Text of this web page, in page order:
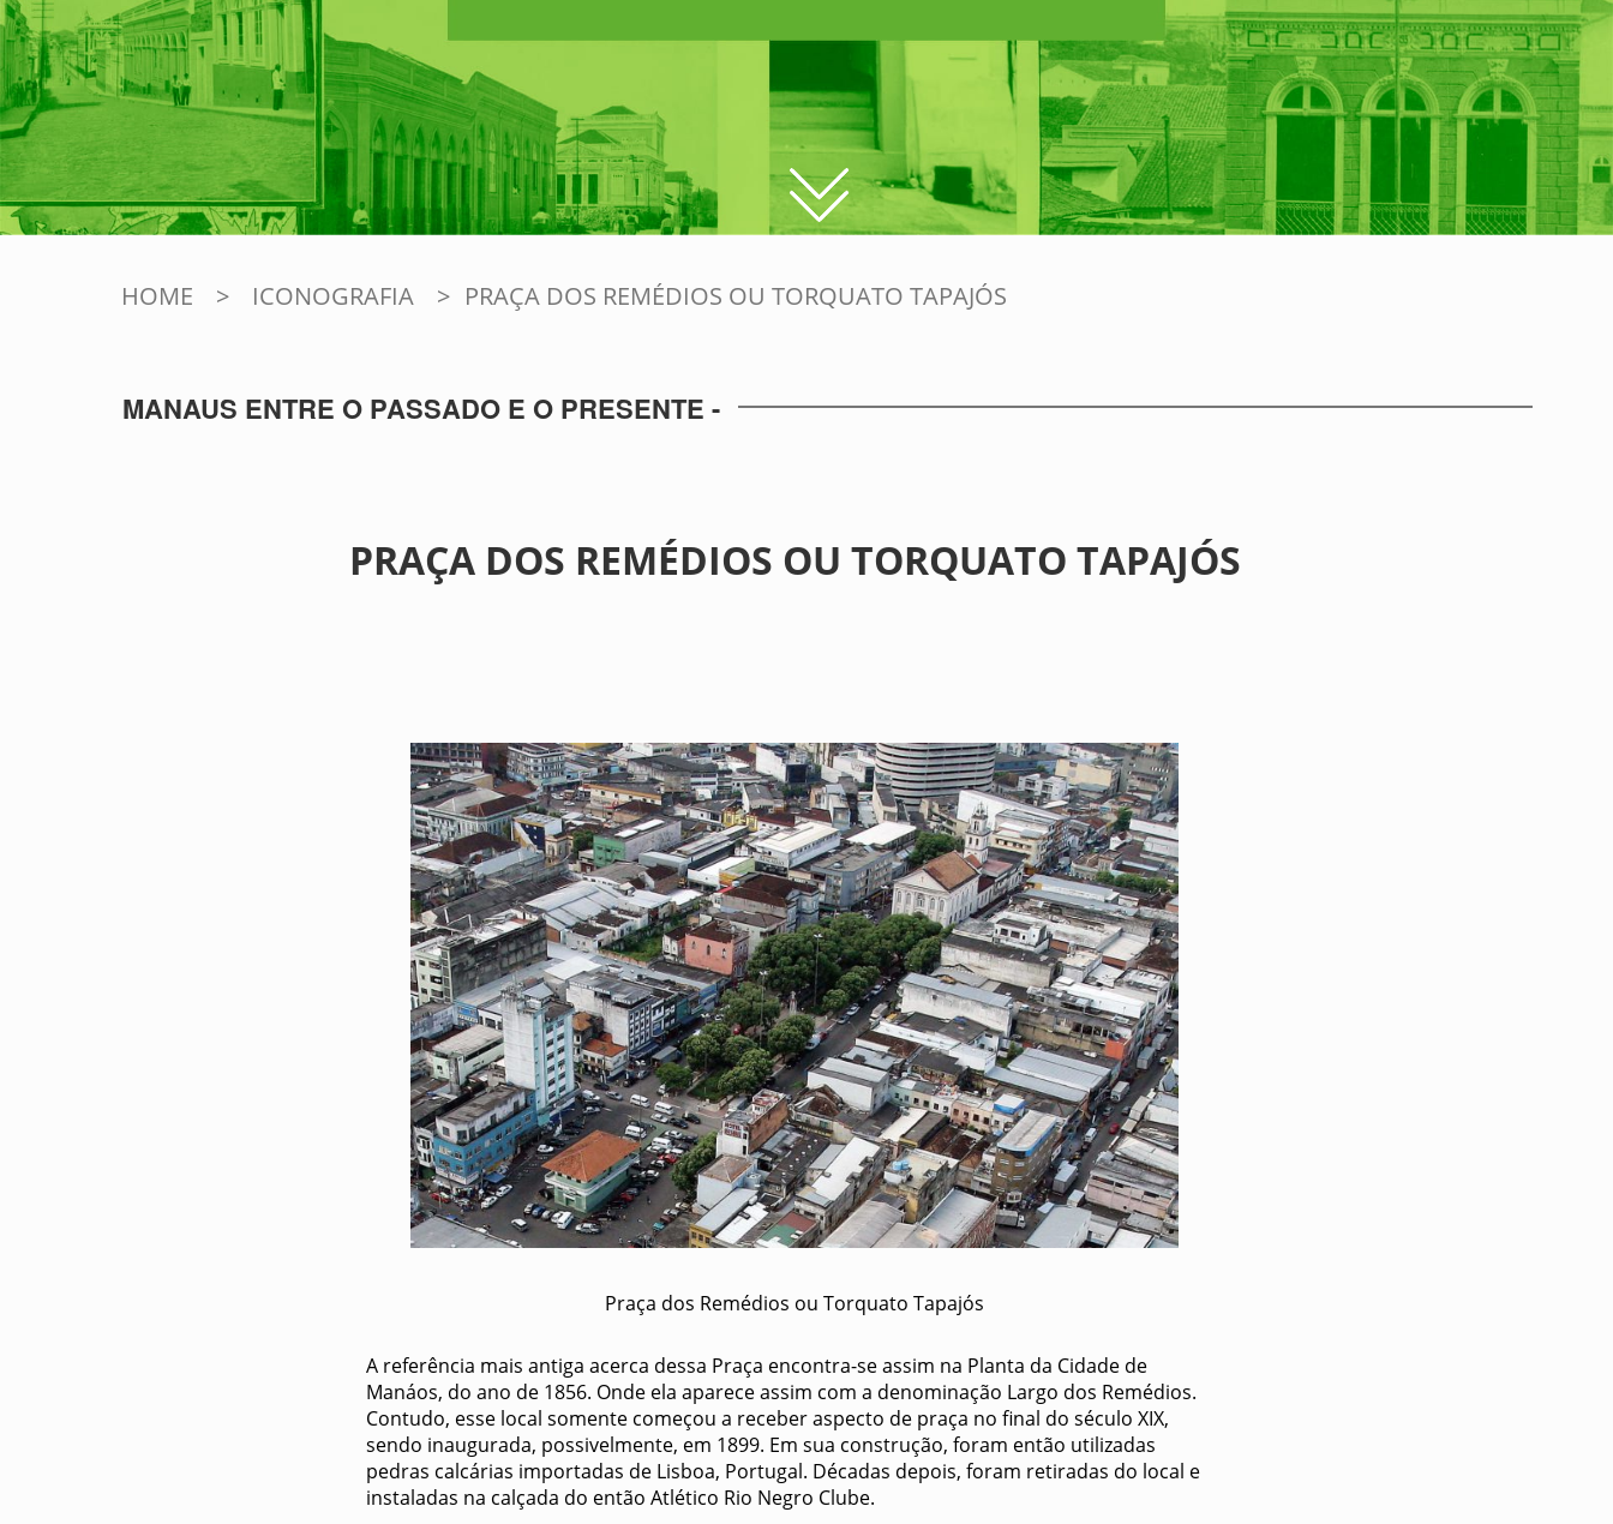
HOME > ICONOGRAFIA > PRAÇA DOS REMÉDIOS OU TORQUATO TAPAJÓS
MANAUS ENTRE O PASSADO E O PRESENTE -
PRAÇA DOS REMÉDIOS OU TORQUATO TAPAJÓS
Praça dos Remédios ou Torquato Tapajós
A referência mais antiga acerca dessa Praça encontra-se assim na Planta da Cidade de
Manáos, do ano de 1856. Onde ela aparece assim com a denominação Largo dos Remédios.
Contudo, esse local somente começou a receber aspecto de praça no final do século XIX,
sendo inaugurada, possivelmente, em 1899. Em sua construção, foram então utilizadas
pedras calcárias importadas de Lisboa, Portugal. Décadas depois, foram retiradas do local e
instaladas na calçada do então Atlético Rio Negro Clube.